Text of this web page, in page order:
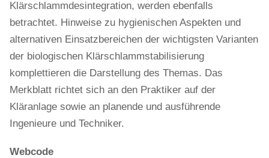
Klärschlammdesintegration, werden ebenfalls
betrachtet. Hinweise zu hygienischen Aspekten und
alternativen Einsatzbereichen der wichtigsten Varianten
der biologischen Klärschlammstabilisierung
komplettieren die Darstellung des Themas. Das
Merkblatt richtet sich an den Praktiker auf der
Kläranlage sowie an planende und ausführende
Ingenieure und Techniker.
Webcode